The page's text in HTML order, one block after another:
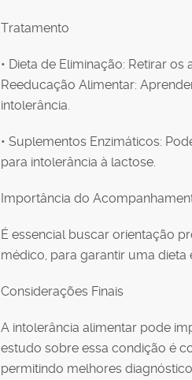
Tratamento
• Dieta de Eliminação: Retirar
Reeducação Alimentar:
intolerância.
• Suplementos Enzimáticos:
para intolerância à lactose.
Importância do
É essencial buscar orientação
médico, para garantir uma dieta
Considerações Finais
A intolerância alimentar pode
estudo sobre essa condição é
permitindo melhores